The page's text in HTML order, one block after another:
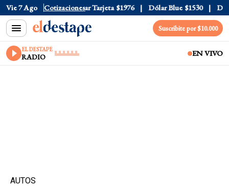
Vie 7 Ago Cotizaciones
Oficial $1520 Dólar Tarjeta $1976 Dólar Blue $1530 Dólar
Suscribite por $10.000
EL DESTAPE
RADIO EN VIVO
AUTOS